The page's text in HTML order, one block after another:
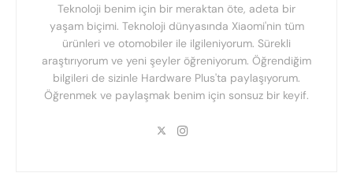
Teknoloji benim için bir meraktan öte, adeta bir
yaşam biçimi. Teknoloji dünyasında Xiaomi'nin tüm
ürünleri ve otomobiler ile ilgileniyorum. Sürekli
araştırıyorum ve yeni şeyler öğreniyorum. Öğrendiğim
bilgileri de sizinle Hardware Plus'ta paylaşıyorum.
Öğrenmek ve paylaşmak benim için sonsuz bir keyif.